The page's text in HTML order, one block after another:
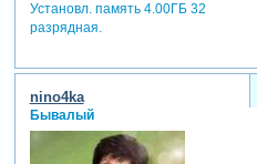
Установл. память 4.00ГБ 32
разрядная.
nino4ka
Бывалый